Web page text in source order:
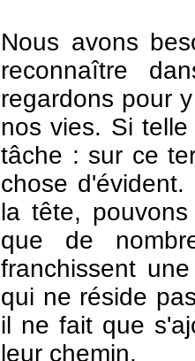
Nous avons
reconnaître
regardons pour
nos vies. Si
tâche : sur ce
chose
la tête,
que de
franchissent
qui ne réside
il ne fait que
leur chemin.